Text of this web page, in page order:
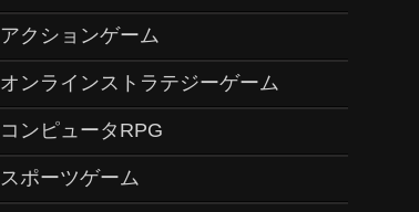
アクションゲーム
オンラインストラテジーゲーム
コンピュータRPG
スポーツゲーム